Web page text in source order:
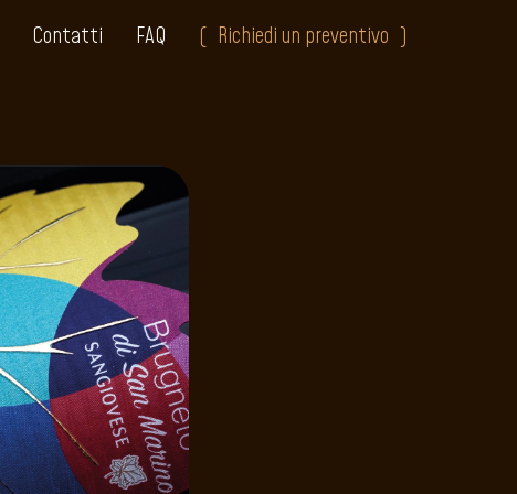
Contatti FAQ Richiedi un preventivo